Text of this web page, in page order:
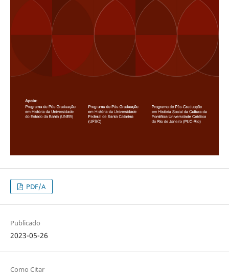
PDF/A
Publicado
2023-05-26
Como Citar